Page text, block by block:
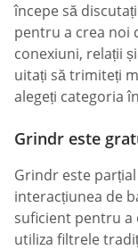
începe să
pentru a crea noi
conexiuni, relații
uitați să trimiteți
alegeți categoria
Grindr este
Grindr este
interacțiunea de
suficient pentru a
utiliza filtrele